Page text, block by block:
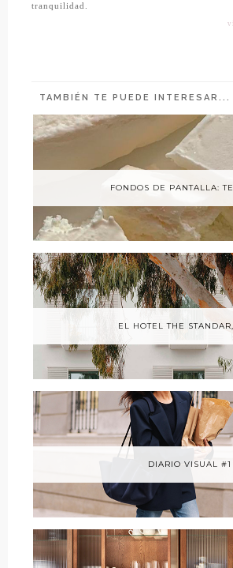
tranquilidad.
TAMBIÉN TE PUEDE INTERESAR...
FONDOS DE PANTALLA:
EL HOTEL THE
DIARIO VISUAL #1